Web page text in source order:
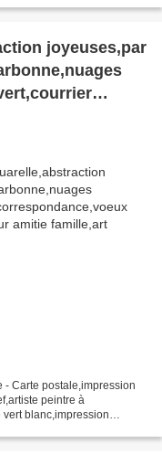
joyeuses,par
moderne
- Carte postale,impression
peintre à
blanc,impression